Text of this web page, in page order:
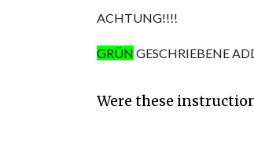
ACHTUNG!!!!
GRÜN GESCHRIEBENE
Were these